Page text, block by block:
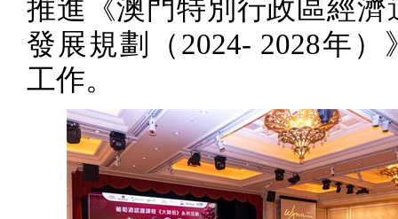
推進《澳門特別行政區經濟
發展規劃（ 2024- 2028年）
工作。